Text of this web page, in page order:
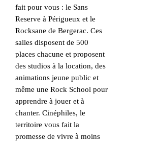
fait pour vous : le Sans
Reserve à Périgueux et le
Rocksane de Bergerac. Ces
salles disposent de 500
places chacune et proposent
des studios à la location, des
animations jeune public et
même une Rock School pour
apprendre à jouer et à
chanter. Cinéphiles, le
territoire vous fait la
promesse de vivre à moins